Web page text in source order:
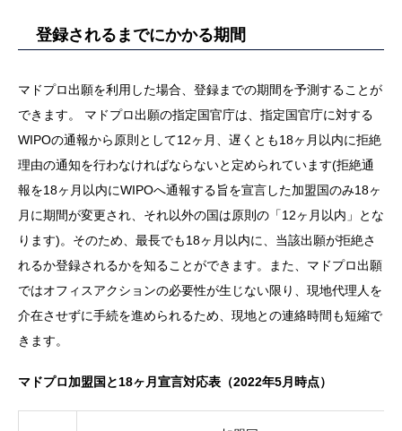
登録されるまでにかかる期間
マドプロ出願を利用した場合、登録までの期間を予測することが
できます。 マドプロ出願の指定国官庁は、指定国官庁に対する
WIPOの通報から原則として12ヶ月、遅くとも18ヶ月以内に拒絶
理由の通知を行わなければならないと定められています(拒絶通
報を18ヶ月以内にWIPOへ通報する旨を宣言した加盟国のみ18ヶ
月に期間が変更され、それ以外の国は原則の「12ヶ月以内」とな
ります)。そのため、最長でも18ヶ月以内に、当該出願が拒絶さ
れるか登録されるかを知ることができます。また、マドプロ出願
ではオフィスアクションの必要性が生じない限り、現地代理人を
介在させずに手続を進められるため、現地との連絡時間も短縮で
きます。
マドプロ加盟国と18ヶ月宣言対応表（2022年5月時点）